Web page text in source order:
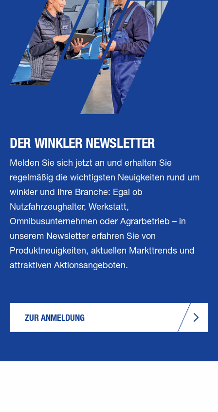
DER WINKLER NEWSLETTER
Melden Sie sich jetzt an und erhalten Sie
regelmäßig die wichtigsten Neuigkeiten rund um
winkler und Ihre Branche: Egal ob
Nutzfahrzeughalter, Werkstatt,
Omnibusunternehmen oder Agrarbetrieb – in
unserem Newsletter erfahren Sie von
Produktneuigkeiten, aktuellen Markttrends und
attraktiven Aktionsangeboten.
ZUR ANMELDUNG